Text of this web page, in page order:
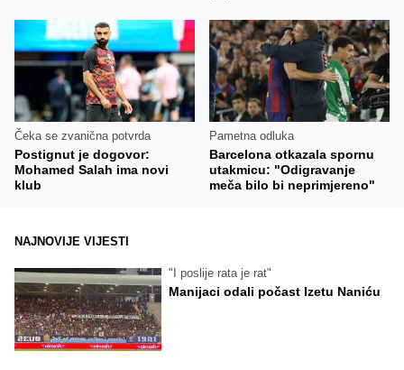
Čeka se zvanična potvrda
Postignut je dogovor:
Mohamed Salah ima novi
klub
Pametna odluka
Barcelona otkazala spornu
utakmicu: "Odigravanje
meča bilo bi neprimjereno"
NAJNOVIJE VIJESTI
"I poslije rata je rat"
Manijaci odali počast Izetu Naniću